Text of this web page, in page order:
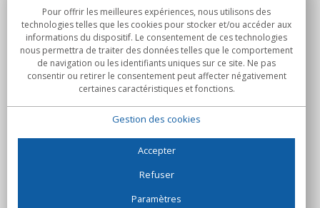
Notre société
Engagements
Achats
C/Flassaders, 13, Nave 6, 08130 Santa Perpètua de Mogoda
Pour offrir les meilleures expériences, nous utilisons des
technologies telles que les cookies pour stocker et/ou accéder aux
informations du dispositif. Le consentement de ces technologies
nous permettra de traiter des données telles que le comportement
de navigation ou les identifiants uniques sur ce site. Ne pas
consentir ou retirer le consentement peut affecter négativement
certaines caractéristiques et fonctions.
Gestion des cookies
Accepter
Refuser
Paramètres